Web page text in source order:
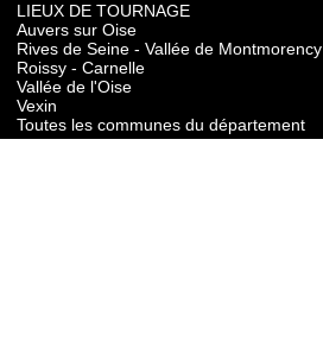
LIEUX DE TOURNAGE
Auvers sur Oise
Rives de Seine - Vallée de Montmorency
Roissy - Carnelle
Vallée de l'Oise
Vexin
Toutes les communes du département